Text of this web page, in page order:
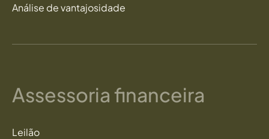
Análise de vantajosidade
Assessoria financeira
Leilão